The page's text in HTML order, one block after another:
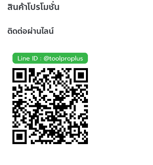
สินค้าโปรโมชั่น
ติดต่อผ่านไลน์